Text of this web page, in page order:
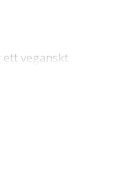
ett veganskt
Magnesium är
muskler och
bidrar även till
normal
normal